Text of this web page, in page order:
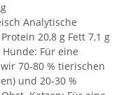
Analytische
20,8 g Fett 7,1 g
Für eine
70-80 % tierischen
und 20-30 %